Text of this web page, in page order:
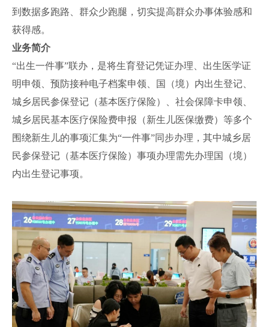
到数据多跑路、群众少跑腿，切实提高群众办事体验感和
获得感。
业务简介
“出生一件事”联办，是将生育登记凭证办理、出生医学证
明申领、预防接种电子档案申领、国（境）内出生登记、
城乡居民参保登记（基本医疗保险）、社会保障卡申领、
城乡居民基本医疗保险费申报（新生儿医保缴费）等多个
围绕新生儿的事项汇集为“一件事”同步办理，其中城乡居
民参保登记（基本医疗保险）事项办理需先办理国（境）
内出生登记事项。